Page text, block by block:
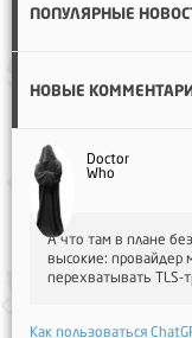
ПОПУЛЯРНЫЕ
НОВЫЕ
Doctor
Who
А что там в плане
высокие: провайдер
перехватывать
Как пользоваться